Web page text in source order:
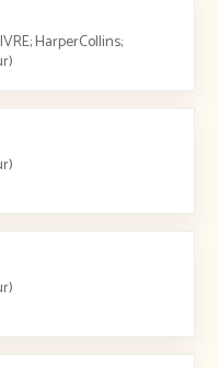
HarperCollins;